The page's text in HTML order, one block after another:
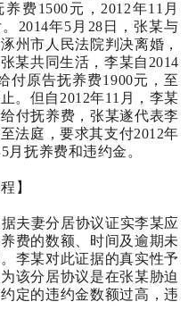
费1500元，2012年11月
2014年5月28日，张某与
州市人民法院判决离婚，
某共同生活，李某自2014
付原告抚养费1900元，至
。但自2012年11月，李某
付抚养费，张某遂代表李
法庭，要求其支付2012年
月抚养费和违约金。
】
夫妻分居协议证实李某应
费的数额、时间及逾期未
李某对此证据的真实性予
该分居协议是在张某胁迫
定的违约金数额过高，违